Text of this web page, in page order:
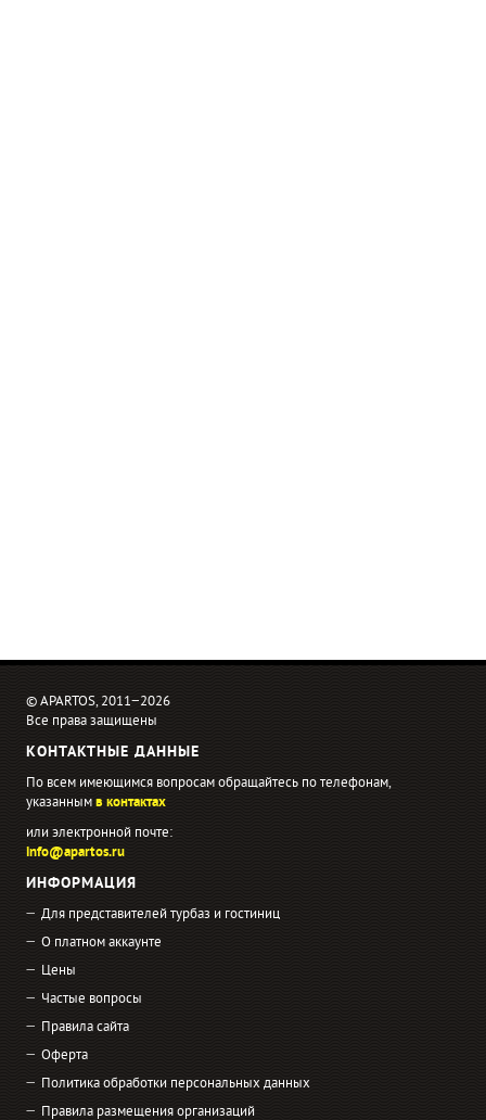
© APARTOS, 2011−2026
Все права защищены
КОНТАКТНЫЕ ДАННЫЕ
По всем имеющимся вопросам обращайтесь по телефонам,
указаннымв контактах
или электронной почте:
info@apartos.ru
ИНФОРМАЦИЯ
Для представителей турбаз и гостиниц
О платном аккаунте
Цены
Частые вопросы
Правила сайта
Оферта
Политика обработки персональных данных
Правила размещения организаций